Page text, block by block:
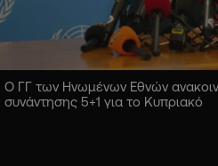
Ο ΓΓ των Ηνωμένων Εθνών
συνάντησης 5+1 για το Κυπριακό